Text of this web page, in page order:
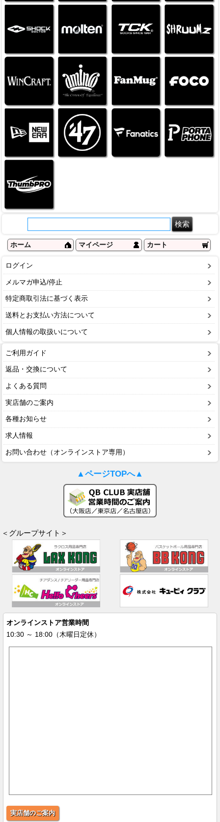
ホーム マイページ カート
ログイン
メルマガ申込/停止
特定商取引法に基づく表示
送料とお支払い方法について
個人情報の取扱いについて
ご利用ガイド
返品・交換について
よくある質問
実店舗のご案内
各種お知らせ
求人情報
お問い合わせ（オンラインストア専用）
▲ページTOPへ▲
＜グループサイト＞
オンラインストア営業時間
10:30 ～ 18:00（木曜日定休）
実店舗のご案内